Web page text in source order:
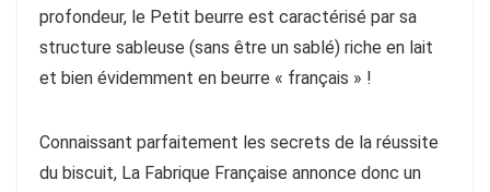
profondeur, le Petit beurre est caractérisé par sa
structure sableuse (sans être un sablé) riche en lait
et bien évidemment en beurre « français » !
Connaissant parfaitement les secrets de la réussite
du biscuit, La Fabrique Française annonce donc un